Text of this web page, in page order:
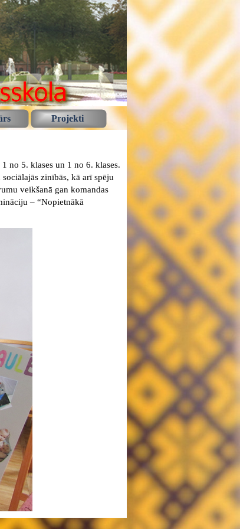
Projekti
no 5. klases un 1 no 6. klases.
zinībās, kā arī spēju
veikšanā gan komandas
– “Nopietnākā